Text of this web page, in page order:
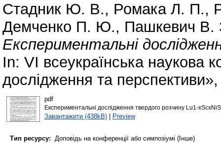
Стадник Ю. В., Ромака Л. П.,
Демченко П. Ю., Пашкевич В.
Експериментальні
In: VІ всеукраїнська наукова
дослідження та
pdf
Експериментальні дослідження твердого розчину Lu1-
Завантажити (438kB)| Preview
Тип ресурсу: Доповідь на конференції або симпозіумі (Інше)